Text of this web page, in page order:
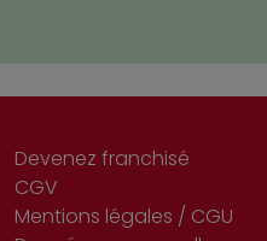
Devenez franchisé
CGV
Mentions légales / CGU